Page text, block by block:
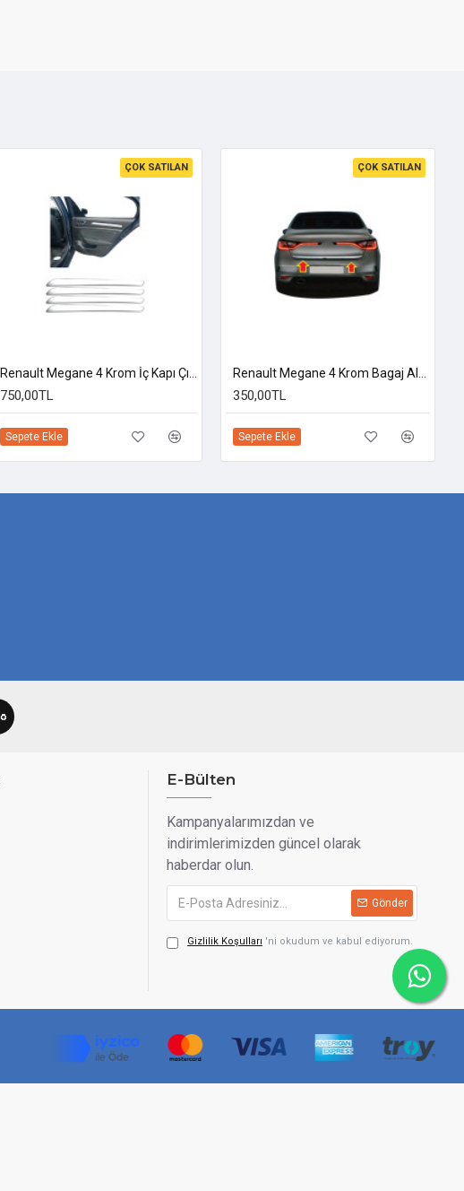
ÇOK SATILAN
750,00TL
Sepete Ekle
ÇOK SATILAN
350,00TL
Sepete Ekle
E-Bülten
Kampanyalarımızdan ve
indirimlerimizden güncel olarak
haberdar olun.
Gönder
Gizlilik Koşulları 'ni okudum ve kabul ediyorum.